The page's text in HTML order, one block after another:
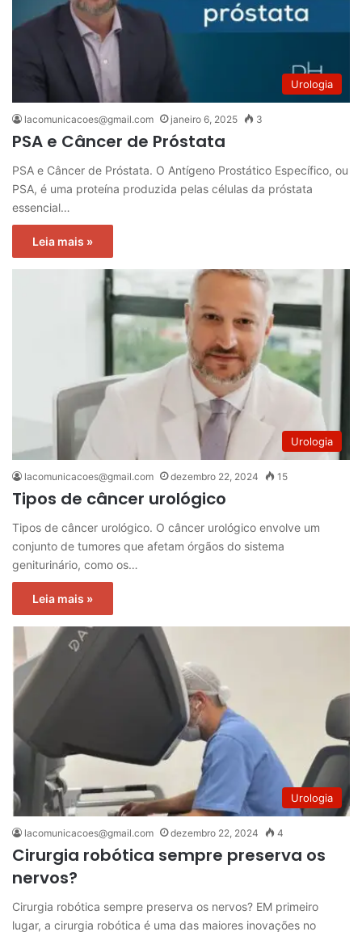
Urologia
lacomunicacoes@gmail.com janeiro 6, 2025 3
PSA e Câncer de Próstata
PSA e Câncer de Próstata. O Antígeno Prostático Específico, ou
PSA, é uma proteína produzida pelas células da próstata
essencial…
Leia mais »
Urologia
lacomunicacoes@gmail.com dezembro 22, 2024 15
Tipos de câncer urológico
Tipos de câncer urológico. O câncer urológico envolve um
conjunto de tumores que afetam órgãos do sistema
geniturinário, como os…
Leia mais »
Urologia
lacomunicacoes@gmail.com dezembro 22, 2024 4
Cirurgia robótica sempre preserva os
nervos?
Cirurgia robótica sempre preserva os nervos? EM primeiro
lugar, a cirurgia robótica é uma das maiores inovações no